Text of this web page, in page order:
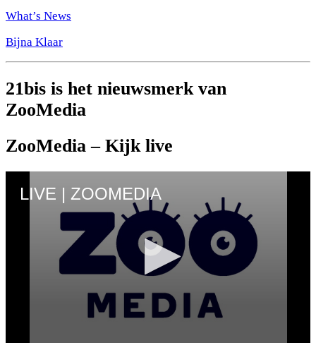
What’s News
Bijna Klaar
21bis is het nieuwsmerk van
ZooMedia
ZooMedia – Kijk live